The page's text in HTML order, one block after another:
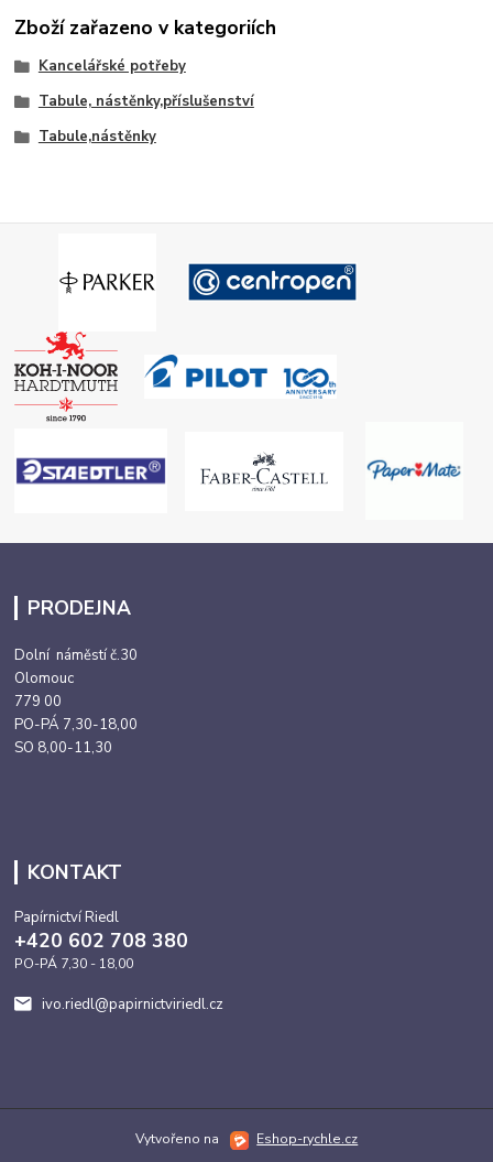
Zboží zařazeno v kategoriích
Kancelářské potřeby
Tabule, nástěnky,příslušenství
Tabule,nástěnky
PRODEJNA
Dolní náměstí č.30
Olomouc
779 00
PO-PÁ 7,30-18,00
SO 8,00-11,30
KONTAKT
Papírnictví Riedl
+420 602 708 380
PO-PÁ 7,30 - 18,00
ivo.riedl@papirnictviriedl.cz
Vytvořeno na Eshop-rychle.cz